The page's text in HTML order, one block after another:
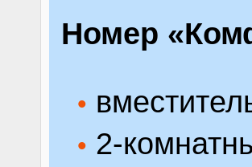
Номер
•
• 2-